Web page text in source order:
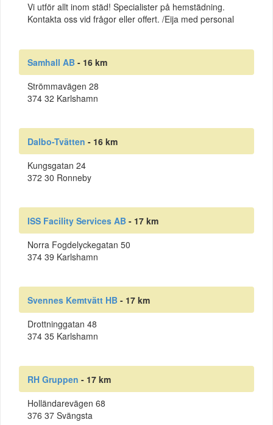
Vi utför allt inom städ! Specialister på hemstädning.
Kontakta oss vid frågor eller offert. /Eija med personal
Samhall AB - 16 km
Strömmavägen 28
374 32 Karlshamn
Dalbo-Tvätten - 16 km
Kungsgatan 24
372 30 Ronneby
ISS Facility Services AB - 17 km
Norra Fogdelyckegatan 50
374 39 Karlshamn
Svennes Kemtvätt HB - 17 km
Drottninggatan 48
374 35 Karlshamn
RH Gruppen - 17 km
Holländarevägen 68
376 37 Svängsta